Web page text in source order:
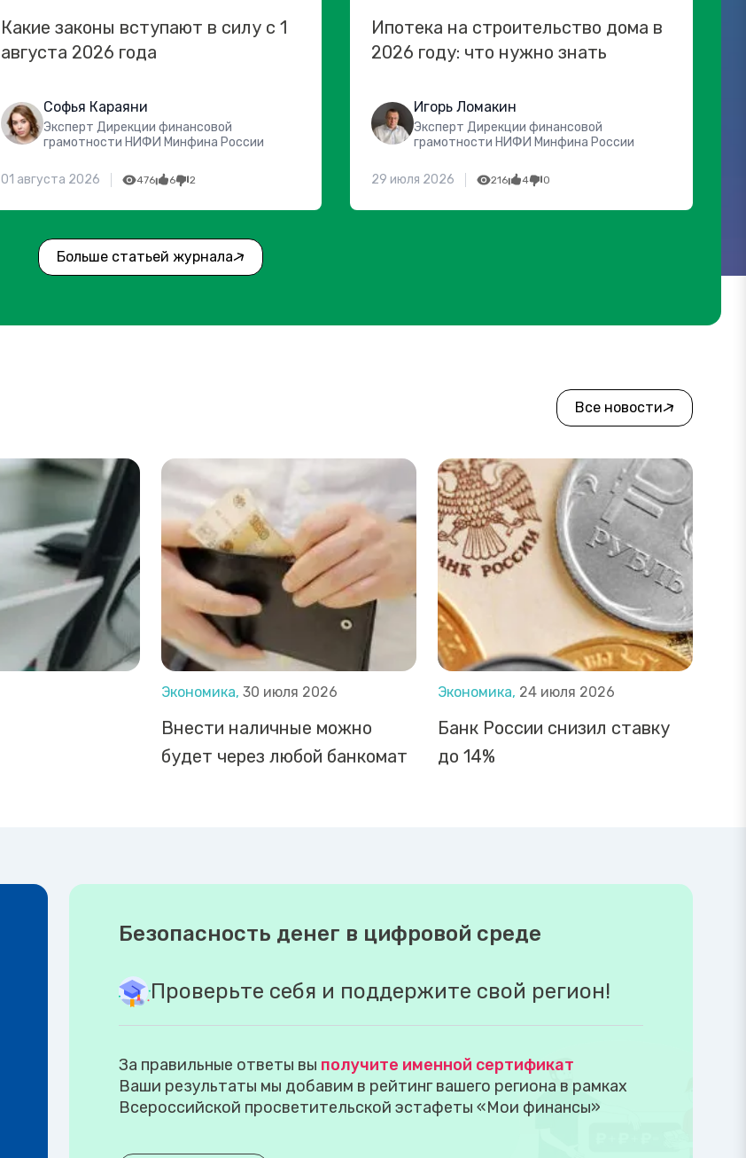
Какие законы вступают в силу с 1
августа 2026 года
Софья Караяни
Эксперт Дирекции финансовой
грамотности НИФИ Минфина России
01 августа 2026 476 6 2
Ипотека на строительство дома в
2026 году: что нужно знать
Игорь Ломакин
Эксперт Дирекции финансовой
грамотности НИФИ Минфина России
29 июля 2026 216 4 0
Больше статьей журнала
Все новости
Экономика, 30 июля 2026
Внести наличные можно
будет через любой банкомат
Экономика, 24 июля 2026
Банк России снизил ставку
до 14%
Безопасность денег в цифровой среде
Проверьте себя и поддержите свой регион!
За правильные ответы вы получите именной сертификат
Ваши результаты мы добавим в рейтинг вашего региона в рамках
Всероссийской просветительской эстафеты «Мои финансы»